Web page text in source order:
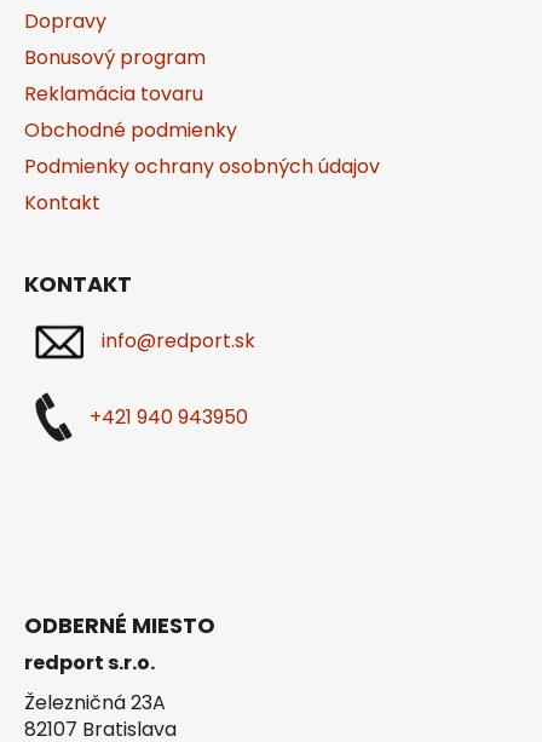
Dopravy
Bonusový program
Reklamácia tovaru
Obchodné podmienky
Podmienky ochrany osobných údajov
Kontakt
KONTAKT
info@redport.sk
+421 940 943950
ODBERNÉ MIESTO
redport s.r.o.
Železničná 23A
82107 Bratislava